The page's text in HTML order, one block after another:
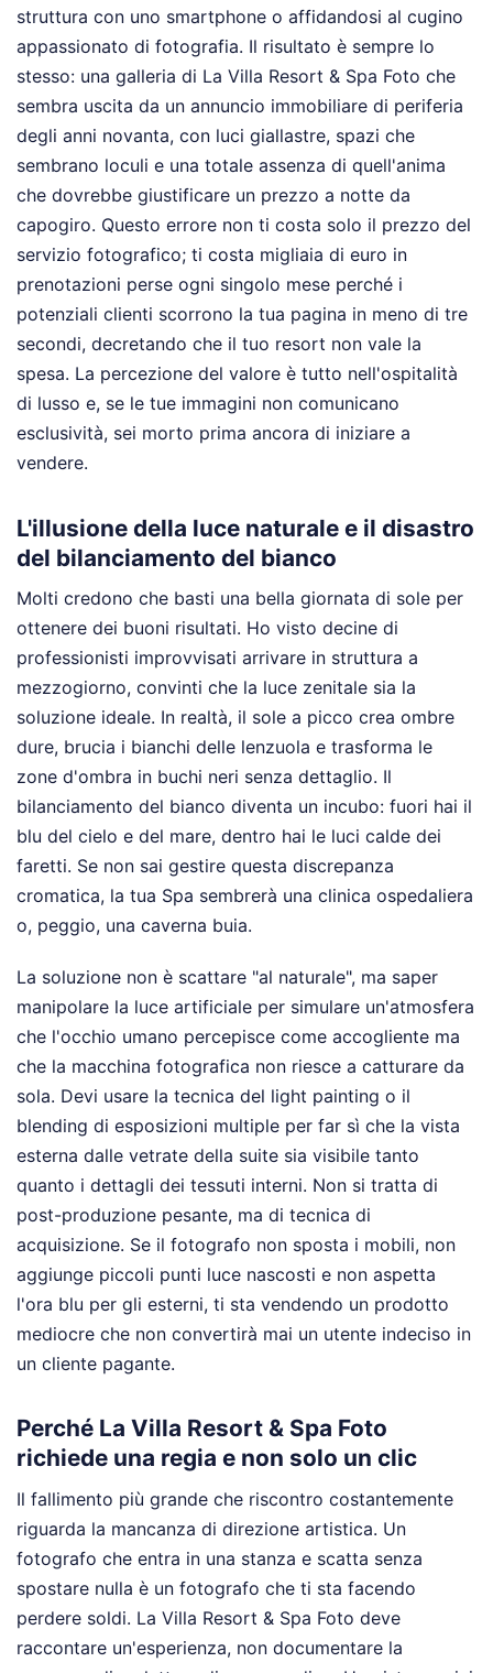
struttura con uno smartphone o affidandosi al cugino
appassionato di fotografia. Il risultato è sempre lo
stesso: una galleria di La Villa Resort & Spa Foto che
sembra uscita da un annuncio immobiliare di periferia
degli anni novanta, con luci giallastre, spazi che
sembrano loculi e una totale assenza di quell'anima
che dovrebbe giustificare un prezzo a notte da
capogiro. Questo errore non ti costa solo il prezzo del
servizio fotografico; ti costa migliaia di euro in
prenotazioni perse ogni singolo mese perché i
potenziali clienti scorrono la tua pagina in meno di tre
secondi, decretando che il tuo resort non vale la
spesa. La percezione del valore è tutto nell'ospitalità
di lusso e, se le tue immagini non comunicano
esclusività, sei morto prima ancora di iniziare a
vendere.
L'illusione della luce naturale e il disastro
del bilanciamento del bianco
Molti credono che basti una bella giornata di sole per
ottenere dei buoni risultati. Ho visto decine di
professionisti improvvisati arrivare in struttura a
mezzogiorno, convinti che la luce zenitale sia la
soluzione ideale. In realtà, il sole a picco crea ombre
dure, brucia i bianchi delle lenzuola e trasforma le
zone d'ombra in buchi neri senza dettaglio. Il
bilanciamento del bianco diventa un incubo: fuori hai il
blu del cielo e del mare, dentro hai le luci calde dei
faretti. Se non sai gestire questa discrepanza
cromatica, la tua Spa sembrerà una clinica ospedaliera
o, peggio, una caverna buia.
La soluzione non è scattare "al naturale", ma saper
manipolare la luce artificiale per simulare un'atmosfera
che l'occhio umano percepisce come accogliente ma
che la macchina fotografica non riesce a catturare da
sola. Devi usare la tecnica del light painting o il
blending di esposizioni multiple per far sì che la vista
esterna dalle vetrate della suite sia visibile tanto
quanto i dettagli dei tessuti interni. Non si tratta di
post-produzione pesante, ma di tecnica di
acquisizione. Se il fotografo non sposta i mobili, non
aggiunge piccoli punti luce nascosti e non aspetta
l'ora blu per gli esterni, ti sta vendendo un prodotto
mediocre che non convertirà mai un utente indeciso in
un cliente pagante.
Perché La Villa Resort & Spa Foto
richiede una regia e non solo un clic
Il fallimento più grande che riscontro costantemente
riguarda la mancanza di direzione artistica. Un
fotografo che entra in una stanza e scatta senza
spostare nulla è un fotografo che ti sta facendo
perdere soldi. La Villa Resort & Spa Foto deve
raccontare un'esperienza, non documentare la